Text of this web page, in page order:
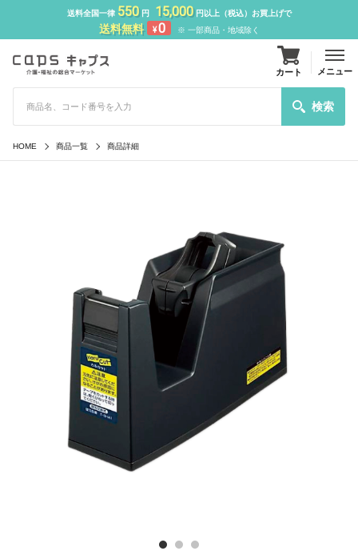
送料全国一律 550円 15,000円以上（税込）お買上げで
送料無料 ¥0 ※ 一部商品・地域除く
検索
カート メニュー
HOME 商品一覧 商品詳細